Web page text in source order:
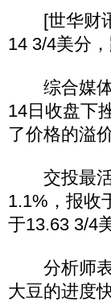
[世华财讯
14 3/4美分
综合媒体6
14日收盘下
了价格的溢价
交投最活
1.1%，报收
于13.63 3/4
分析师表
大豆的进度